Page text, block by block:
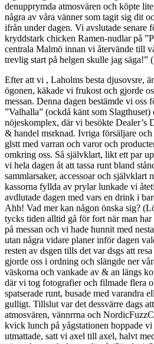
denupprymda atmosvären och köpte
några av våra vänner som tagit sig dit
ifrån under dagen. Vi avslutade senare
kryddstark chicken Ramen-nudlar på
centrala Malmö innan vi återvände till
trevlig start på helgen skulle jag säga!”
Efter att vi , Laholms besta djusovsre,
ögonen, käkade vi frukost och gjorde
messan. Denna dagen bestämde vi oss
”Valhalla” (ockdå känt som
nöjeskomplex, där vi besökte Dealer’s
& handel msrknad. Ivriga försäljare och
glstt med varran och varor och
omkring oss. Så självklart, likt ett par
vi hela dagen åt att tassa runt bland
sammlarsaker, accessoar och självklart
kassorna fyllda av prylar lunkade vi
avdlutade dagen med vars en drink i
Ahh! Vad mer kan någon önska sig?
tycks tiden alltid gå för fort när man
på messan och vi hade hunnit med
utan några vidare planer inför dagen
resten av dsgen tills det var dsgs att
gjorde oss i ordning och slängde ner
väskorna och vankade av & an längs
där vi tog fotografier och filmade flera
spatserade runt, busade med varandra
gulligt. Tillslut var det dessvärre dags
atmosvären, vännrrna och
kvick lunch på yågstationen hoppade vi
utmattade, satt vi axel till axel, halvt